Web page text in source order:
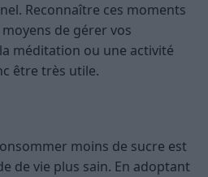
Reconnaître ces moments
de gérer vos
méditation ou une activité
être très utile.
moins de sucre est
de vie plus sain. En adoptant